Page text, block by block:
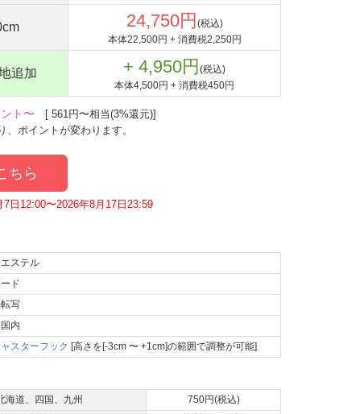
24,750円 (税込)
本体22,500円 + 消費税2,250円
追加 + 4,950円 (税込)
本体4,500円 + 消費税450円
ト〜 [ 561円〜相当(3%還元)]
ポイントが変わります。
ちら
日12:00〜2026年8月17日23:59
ステル
ド
写
内
スターフック [高さを[-3cm 〜 +1cm]の範囲で調整が可能]
海道、四国、九州
750円(税込)